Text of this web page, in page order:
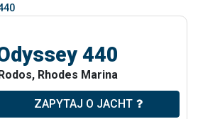
440
Rhodes Marina
ZAPYTAJ O JACHT